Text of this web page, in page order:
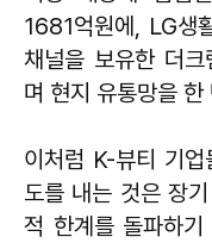
1681억원에, LG생
채널을 보유한 더
며 현지 유통망을
이처럼 K-뷰티 기
도를 내는 것은 장
적 한계를 돌파하